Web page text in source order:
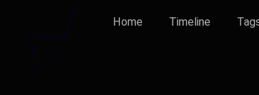
Home Timeline